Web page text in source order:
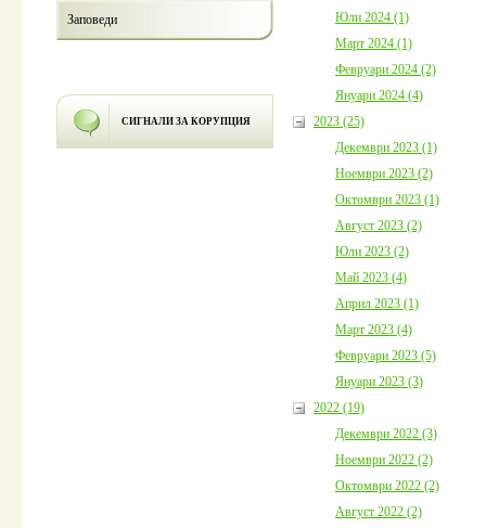
Заповеди
СИГНАЛИ ЗА КОРУПЦИЯ
Юли 2024 (1)
Март 2024 (1)
Февруари 2024 (2)
Януари 2024 (4)
2023 (25)
Декември 2023 (1)
Ноември 2023 (2)
Октомври 2023 (1)
Август 2023 (2)
Юли 2023 (2)
Май 2023 (4)
Април 2023 (1)
Март 2023 (4)
Февруари 2023 (5)
Януари 2023 (3)
2022 (19)
Декември 2022 (3)
Ноември 2022 (2)
Октомври 2022 (2)
Август 2022 (2)